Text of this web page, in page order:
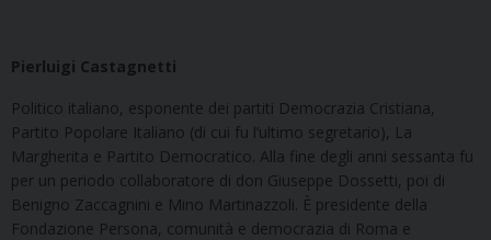
Pierluigi Castagnetti
Politico italiano, esponente dei partiti Democrazia Cristiana,
Partito Popolare Italiano (di cui fu l’ultimo segretario), La
Margherita e Partito Democratico. Alla fine degli anni sessanta fu
per un periodo collaboratore di don Giuseppe Dossetti, poi di
Benigno Zaccagnini e Mino Martinazzoli. È presidente della
Fondazione Persona, comunità e democrazia di Roma e